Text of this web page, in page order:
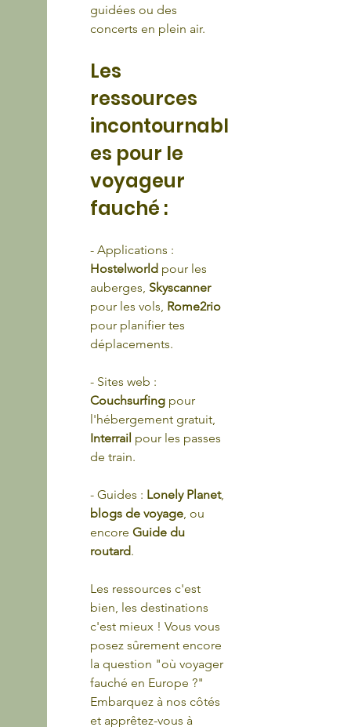
guidées ou des
concerts en plein air.
Les
ressources
incontournabl
es pour le
voyageur
fauché :
- Applications :
Hostelworld pour les
auberges, Skyscanner
pour les vols, Rome2rio
pour planifier tes
déplacements.
- Sites web :
Couchsurfing pour
l'hébergement gratuit,
Interrail pour les passes
de train.
- Guides : Lonely Planet,
blogs de voyage, ou
encore Guide du
routard.
Les ressources c'est
bien, les destinations
c'est mieux ! Vous vous
posez sûrement encore
la question "où voyager
fauché en Europe ?"
Embarquez à nos côtés
et apprêtez-vous à